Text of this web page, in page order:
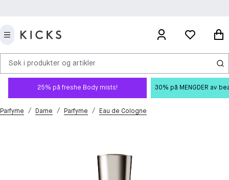
Søk i produkter og artikler
25% på freshe Body mists! 30% på MENGDER av
Parfyme / Dame / Parfyme / Eau de Cologne